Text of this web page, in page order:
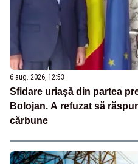
6 aug. 2026, 12:53
Sfidare uriașă din partea
Bolojan. A refuzat să
cărbune